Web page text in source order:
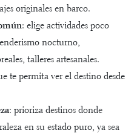
originales en barco.
: elige actividades poco
nocturno,
talleres artesanales.
te permita ver el destino desde
: prioriza destinos donde
en su estado puro, ya sea